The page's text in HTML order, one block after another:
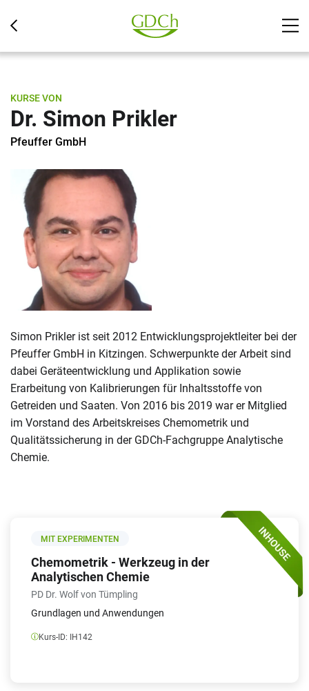
KURSE VON
Dr. Simon Prikler
Pfeuffer GmbH
Simon Prikler ist seit 2012 Entwicklungsprojektleiter bei der
Pfeuffer GmbH in Kitzingen. Schwerpunkte der Arbeit sind
dabei Geräteentwicklung und Applikation sowie
Erarbeitung von Kalibrierungen für Inhaltsstoffe von
Getreiden und Saaten. Von 2016 bis 2019 war er Mitglied
im Vorstand des Arbeitskreises Chemometrik und
Qualitätssicherung in der GDCh-Fachgruppe Analytische
Chemie.
MIT EXPERIMENTEN
Chemometrik - Werkzeug in der
Analytischen Chemie
PD Dr. Wolf von Tümpling
Grundlagen und Anwendungen
Kurs-ID: IH142